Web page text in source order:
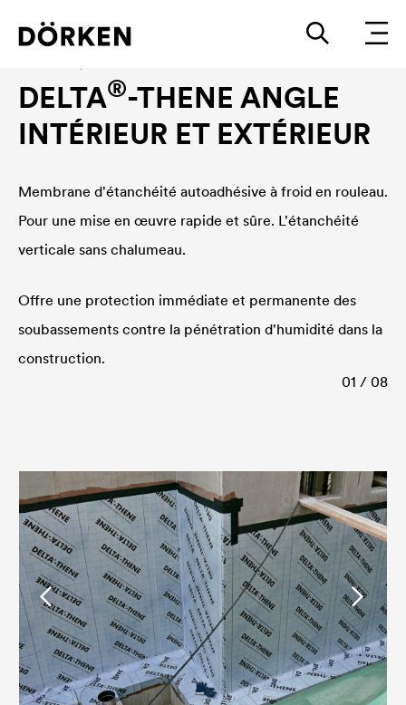
DELTA®-THENE ANGLE
INTÉRIEUR ET EXTÉRIEUR
Membrane d'étanchéité autoadhésive à froid en rouleau.
Pour une mise en œuvre rapide et sûre. L'étanchéité
verticale sans chalumeau.
Offre une protection immédiate et permanente des
soubassements contre la pénétration d'humidité dans la
construction.
01 / 08